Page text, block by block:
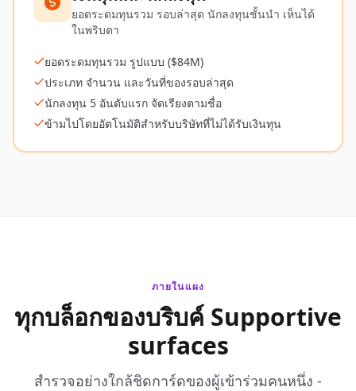
ยอดระดมทุนรวม รอบล่าสุด นักลงทุนชั้นนำ เห็นได้
ในพริบตา
ยอดระดมทุนรวม รูปแบบ ($84M)
ประเภท จำนวน และวันที่ของรอบล่าสุด
นักลงทุน 5 อันดับแรก จัดเรียงตามชื่อ
ข้ามไปโดยอัตโนมัติสำหรับบริษัทที่ไม่ได้รับเงินทุน
ภายในแผง
ทุกบล็อกของบริบค์ Supportive
surfaces
สำรวจอย่างใกล้ชิดการ์ดของผู้เข้าร่วมคนหนึ่ง -